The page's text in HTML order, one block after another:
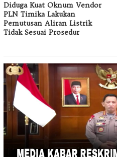
Diduga Kuat Oknum Vendor
PLN Timika Lakukan
Pemutusan Aliran Listrik
Tidak Sesuai Prosedur